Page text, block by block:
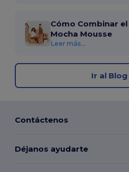
Cómo Combinar
Mocha Mousse
Leer más...
Ir al Blog
Contáctenos
Déjanos ayudarte